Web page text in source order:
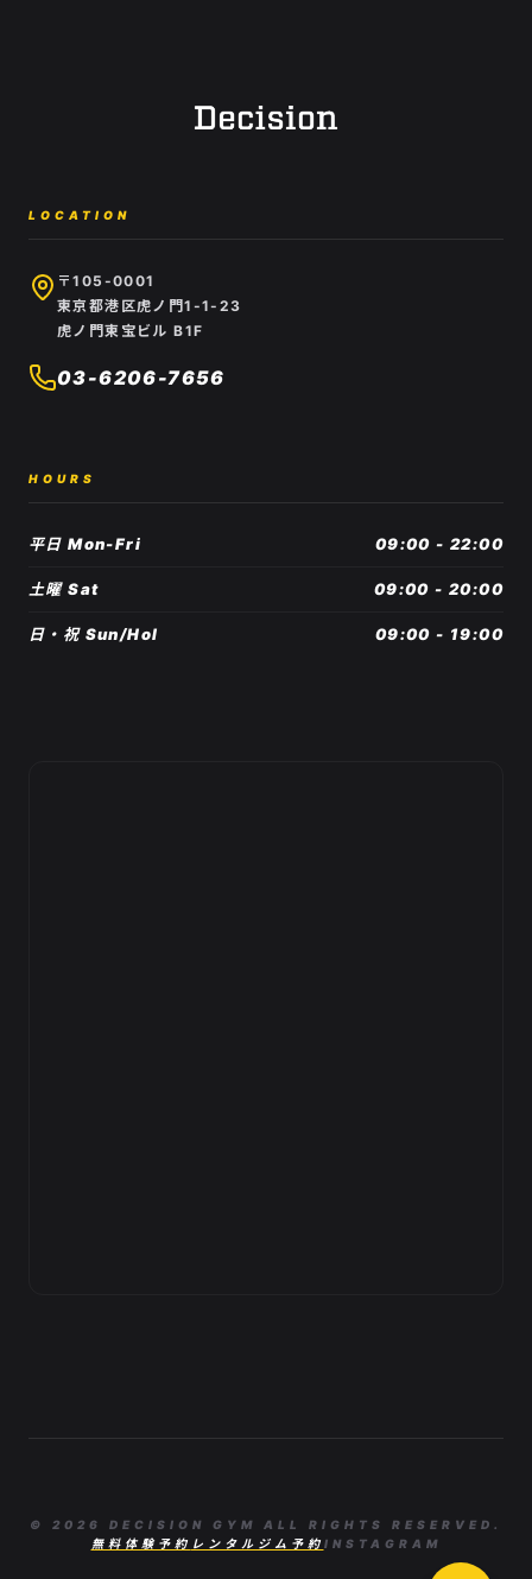
LOCATION
〒105-0001
東京都港区虎ノ門1-1-23
虎ノ門東宝ビル B1F
03-6206-7656
HOURS
平日 Mon-Fri 09:00 - 22:00
土曜 Sat 09:00 - 20:00
日・祝 Sun/Hol 09:00 - 19:00
© 2026 DECISION GYM ALL RIGHTS RESERVED.
無料体験予約 レンタルジム予約 INSTAGRAM